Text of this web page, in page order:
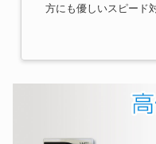
方にも優しいスピード